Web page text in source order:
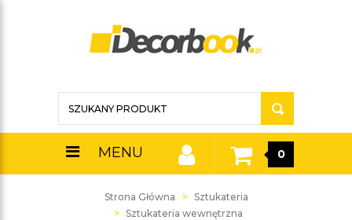
MENU 0
Strona Główna
Sztukateria
Sztukateria wewnętrzna